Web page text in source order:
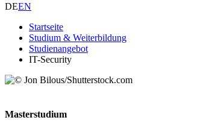
DEEN
Startseite
Studium & Weiterbildung
Studienangebot
IT-Security
Masterstudium